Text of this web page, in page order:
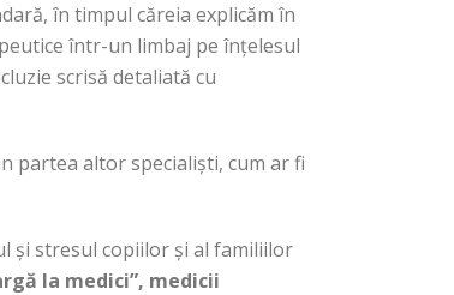
în timpul căreia explicăm în
într-un limbaj pe înțelesul
scrisă detaliată cu
partea altor specialiști, cum ar fi
și stresul copiilor și al familiilor
la medici”, medicii